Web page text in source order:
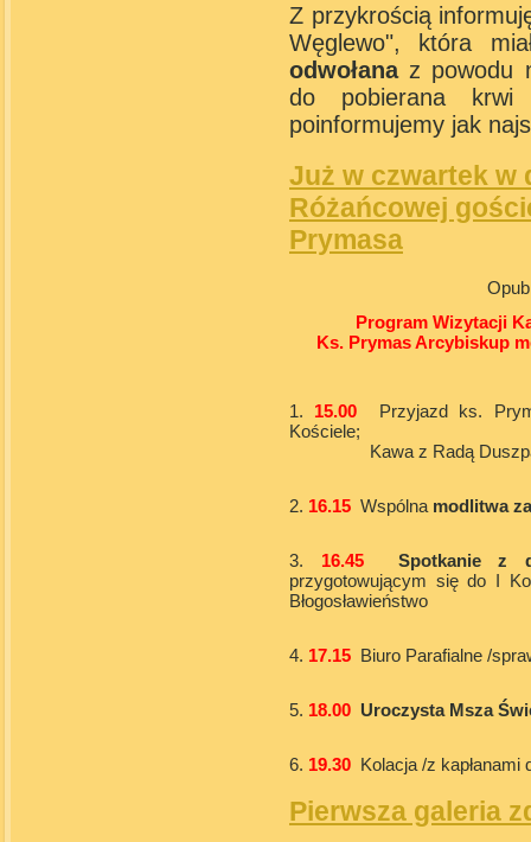
Z przykrością
Węglewo", która
odwołanaz powodu
do pobierana krwi
poinformujemy jak
Już w czwartek w
Różańcowej
Prymasa
Program Wizytacji
Ks. Prymas Arcybiskup
1. 15.00 Przyjazd ks.
Kościele;
Kawa z Radą
2. 16.15 Wspólna modlitwa
3. 16.45 Spotkanie z
przygotowującym się do I
Błogosławieństwo
4. 17.15 Biuro Parafialne /
5. 18.00 Uroczysta Msza
6. 19.30 Kolacja /z kapłanami
Pierwsza galeria